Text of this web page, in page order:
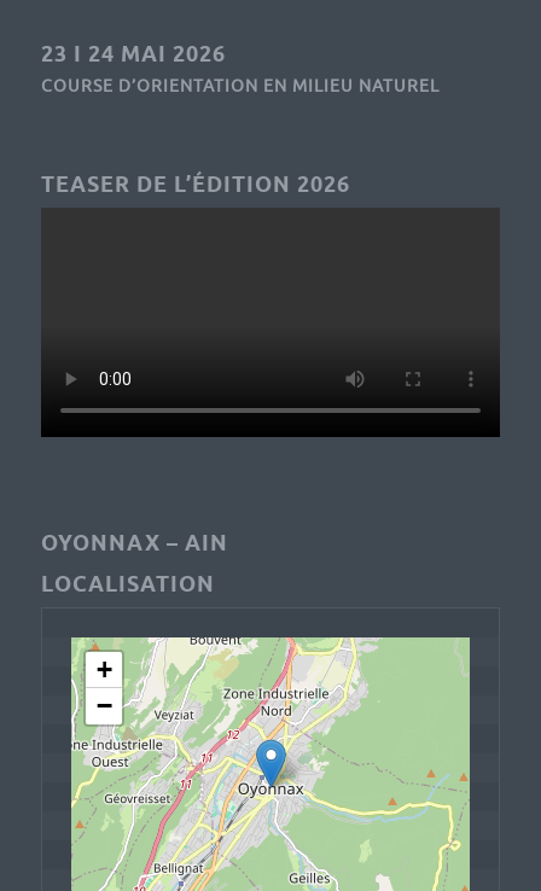
23 I 24 MAI 2026
COURSE D’ORIENTATION EN MILIEU NATUREL
TEASER DE L’ÉDITION 2026
OYONNAX – AIN
LOCALISATION
+
−